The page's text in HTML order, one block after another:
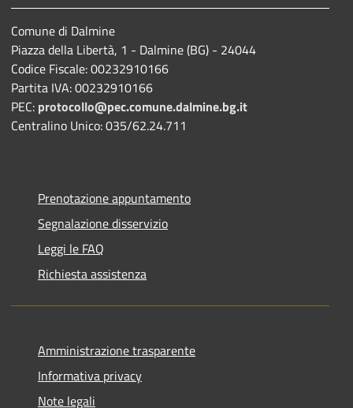
Comune di Dalmine
Piazza della Libertà, 1 - Dalmine (BG) - 24044
Codice Fiscale: 00232910166
Partita IVA: 00232910166
PEC: protocollo@pec.comune.dalmine.bg.it
Centralino Unico: 035/62.24.711
Prenotazione appuntamento
Segnalazione disservizio
Leggi le FAQ
Richiesta assistenza
Amministrazione trasparente
Informativa privacy
Note legali